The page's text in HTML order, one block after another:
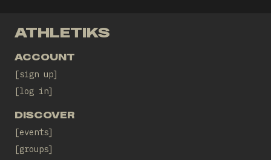
ATHLETIKS
ACCOUNT
sign up
log in
DISCOVER
events
groups